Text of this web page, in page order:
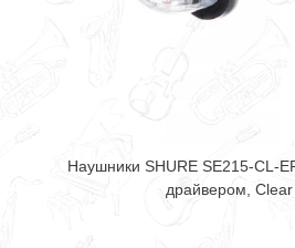
Наушники SHURE SE215-CL-
драйвером,